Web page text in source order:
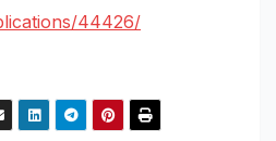
44426/